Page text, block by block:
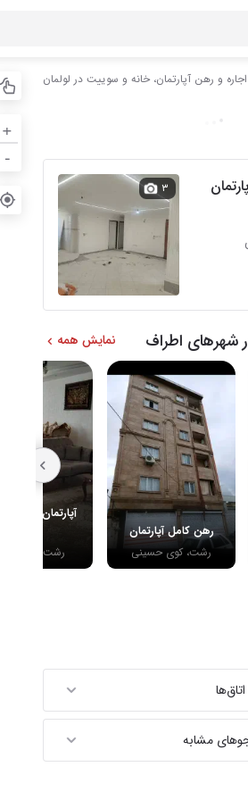
اجاره و رهن آپارتمان، خانه و سوییت در لولمان
۳
شهرهای اطراف نمایش همه
رهن کامل آپارتمان
رشت، کوی حسینی
رشت، بلوار گیلان
مشابه
+
-